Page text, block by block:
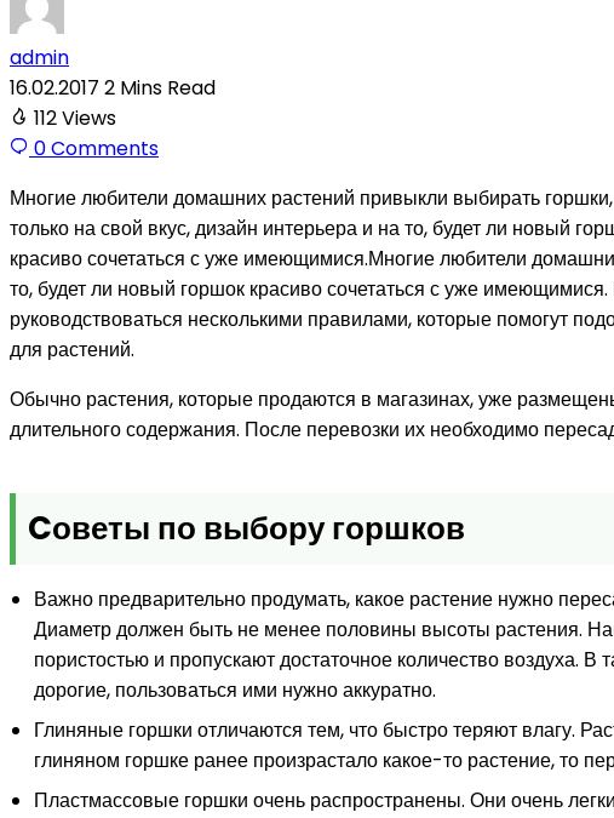
admin
16.02.2017 2 Mins Read
112Views
0Comments
Многие любители домашних растений привыкли выбирать
только на свой вкус, дизайн интерьера и на то, будет ли новый
красиво сочетаться с уже имеющимися.Многие любители
то, будет ли новый горшок красиво сочетаться с уже
руководствоваться несколькими правилами, которые помогут
для растений.
Обычно растения, которые продаются в магазинах, уже
длительного содержания. После перевозки их необходимо
Cоветы по выбору горшков
Важно предварительно продумать, какое растение нужно
Диаметр должен быть не менее половины высоты растения.
пористостью и пропускают достаточное количество воздуха.
дорогие, пользоваться ими нужно аккуратно.
Глиняные горшки отличаются тем, что быстро теряют влагу.
глиняном горшке ранее произрастало какое-то растение, то
Пластмассовые горшки очень распространены. Они очень